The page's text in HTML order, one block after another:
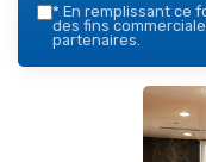
* En remplissant ce
des fins
partenaires.